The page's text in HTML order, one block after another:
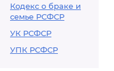
Кодекс о браке и
семье РСФСР
УК РСФСР
УПК РСФСР